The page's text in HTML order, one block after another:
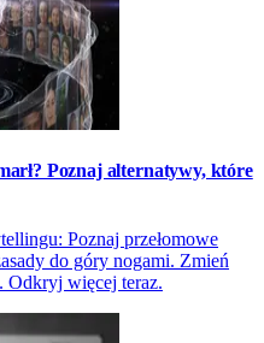
Poznaj alternatywy, które
Poznaj przełomowe
do góry nogami. Zmień
Odkryj więcej teraz.